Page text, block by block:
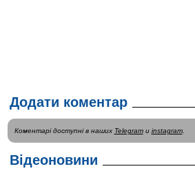
Додати коментар
Коментарі доступні в наших Telegramи instagram.
Відеоновини